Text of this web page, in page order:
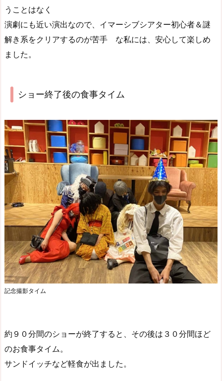
うことはなく
演劇にも近い演出なので、イマーシブシアター初心者＆謎
解き系をクリアするのが苦手 な私には、安心して楽しめ
ました。
ショー終了後の食事タイム
記念撮影タイム
約９０分間のショーが終了すると、その後は３０分間ほど
のお食事タイム。
サンドイッチなど軽食が出ました。